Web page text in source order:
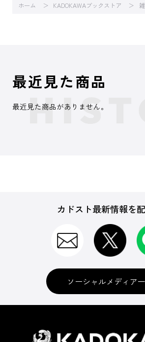
ホーム KADOKAWAブックストア
最近見た商品
最近見た商品がありません。
カドスト最新情報を
ソーシャルメディア